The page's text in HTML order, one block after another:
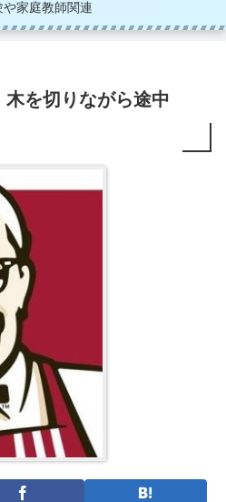
や家庭教師関連
を切りながら途中